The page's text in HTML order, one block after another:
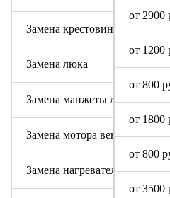
от 2900
от 1200
от 800
от 1800
от 800
от 3500
Замена крестовины
Замена люка
Замена манжеты люка
Замена мотора вентилятора
Замена нагревательного